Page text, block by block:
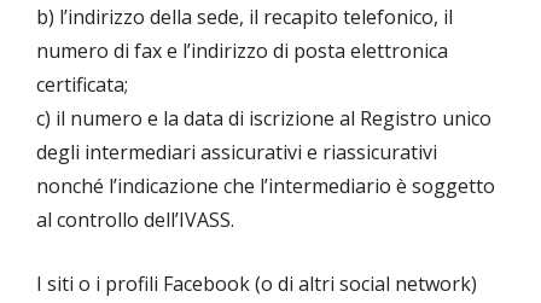
b) l’indirizzo della sede, il recapito telefonico, il
numero di fax e l’indirizzo di posta elettronica
certificata;
c) il numero e la data di iscrizione al Registro unico
degli intermediari assicurativi e riassicurativi
nonché l’indicazione che l’intermediario è soggetto
al controllo dell’IVASS.
I siti o i profili Facebook (o di altri social network)